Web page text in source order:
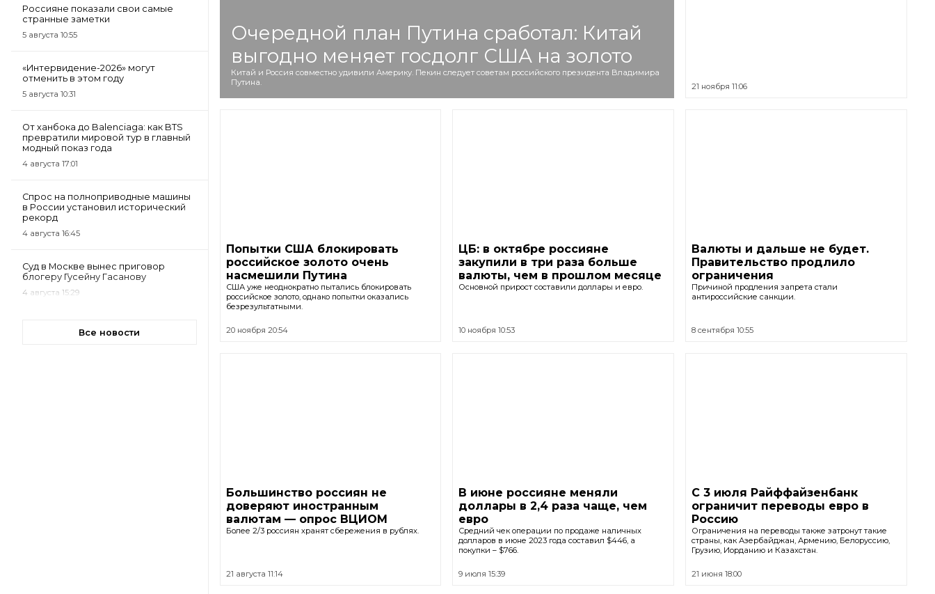
Россияне показали свои самые
странные заметки
5 августа 10:55
«Интервидение-2026» могут
отменить в этом году
5 августа 10:31
От ханбока до Balenciaga: как BTS
превратили мировой тур в главный
модный показ года
4 августа 17:01
Спрос на полноприводные машины
в России установил исторический
рекорд
4 августа 16:45
Суд в Москве вынес приговор
блогеру Гусейну Гасанову
4 августа 15:29
Все новости
Очередной план Путина сработал: Китай
выгодно меняет госдолг США на золото
Китай и Россия совместно удивили Америку. Пекин следует советам российского президента Владимира
Путина.
21 ноября 11:06
Попытки США блокировать
российское золото очень
насмешили Путина
США уже неоднократно пытались блокировать
российское золото, однако попытки оказались
безрезультатными.
20 ноября 20:54
ЦБ: в октябре россияне
закупили в три раза больше
валюты, чем в прошлом месяце
Основной прирост составили доллары и евро.
10 ноября 10:53
Валюты и дальше не будет.
Правительство продлило
ограничения
Причиной продления запрета стали
антироссийские санкции.
8 сентября 10:55
Большинство россиян не
доверяют иностранным
валютам — опрос ВЦИОМ
Более 2/3 россиян хранят сбережения в рублях.
21 августа 11:14
В июне россияне меняли
доллары в 2,4 раза чаще, чем
евро
Средний чек операции по продаже наличных
долларов в июне 2023 года составил $446, а
покупки – $766.
9 июля 15:39
С 3 июля Райффайзенбанк
ограничит переводы евро в
Россию
Ограничения на переводы также затронут такие
страны, как Азербайджан, Армению, Белоруссию,
Грузию, Иорданию и Казахстан.
21 июня 18:00